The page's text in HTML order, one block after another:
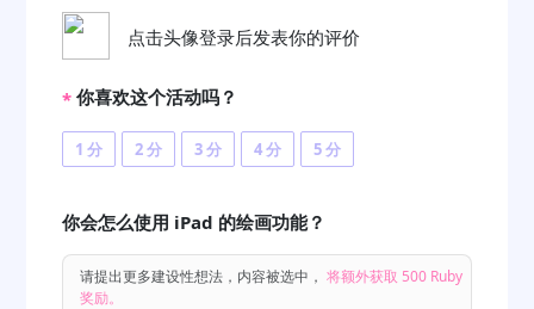
点击头像登录后发表你的评价
* 你喜欢这个活动吗？
1 分 2 分 3 分 4 分 5 分
你会怎么使用 iPad 的绘画功能？
请提出更多建设性想法，内容被选中， 将额外获取 500 Ruby
奖励。